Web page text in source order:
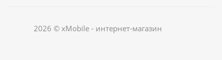
2026 © xMobile - интернет-магазин